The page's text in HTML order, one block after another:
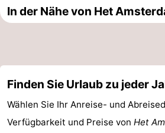
Reisebuchshop
Verkehr
Route
Hauptbahnhof
Schiphol
In der Nähe von Het
Finden Sie Urlaub zu jeder
Wählen Sie Ihr Anreise- und
Verfügbarkeit und Preise von Het